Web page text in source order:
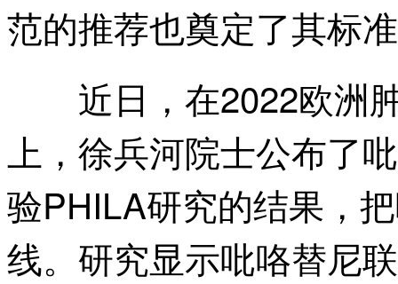
范的推荐也奠定了其标
近日，在2022欧洲肿
上，徐兵河院士公布了
验PHILA研究的结果，
线。研究显示吡咯替尼